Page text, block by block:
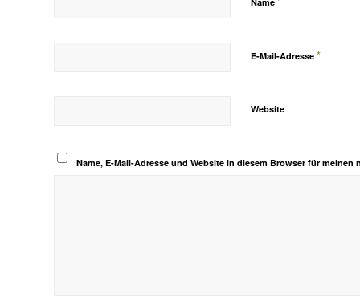
E-Mail-Adresse *
Website
Name, E-Mail-Adresse und Website in diesem Browser für meinen